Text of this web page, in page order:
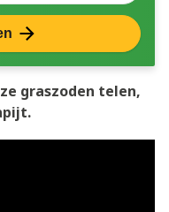
graszoden telen,